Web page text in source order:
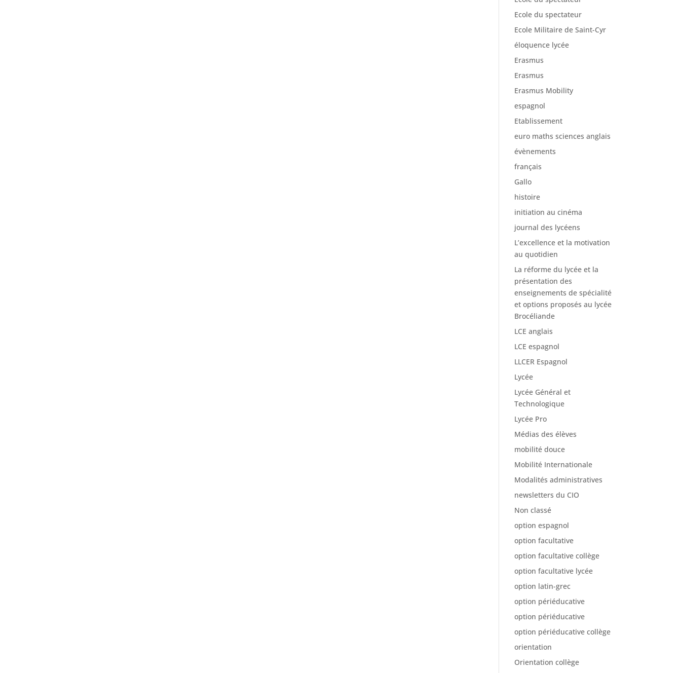
Ecole du spectateur
Ecole Militaire de Saint-Cyr
éloquence lycée
Erasmus
Erasmus
Erasmus Mobility
espagnol
Etablissement
euro maths sciences anglais
évènements
français
Gallo
histoire
initiation au cinéma
journal des lycéens
L’excellence et la motivation
au quotidien
La réforme du lycée et la
présentation des
enseignements de spécialité
et options proposés au lycée
Brocéliande
LCE anglais
LCE espagnol
LLCER Espagnol
Lycée
Lycée Général et
Technologique
Lycée Pro
Médias des élèves
mobilité douce
Mobilité Internationale
Modalités administratives
newsletters du CIO
Non classé
option espagnol
option facultative
option facultative collège
option facultative lycée
option latin-grec
option périéducative
option périéducative
option périéducative collège
orientation
Orientation collège